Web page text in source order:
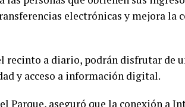
electrónicas y mejora la
recinto a diario, podrán disfrutar de
y acceso a información digital.
Parque, aseguró que la conexión a